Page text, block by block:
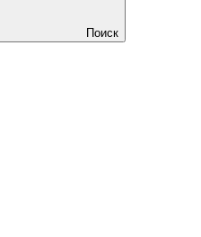
Поиск